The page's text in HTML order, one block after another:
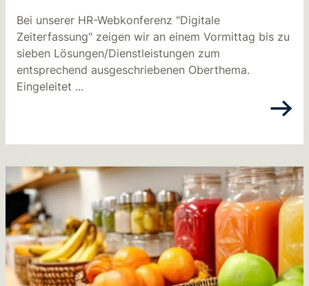
Bei unserer HR-Webkonferenz "Digitale
Zeiterfassung" zeigen wir an einem Vormittag bis zu
sieben Lösungen/Dienstleistungen zum
entsprechend ausgeschriebenen Oberthema.
Eingeleitet ...